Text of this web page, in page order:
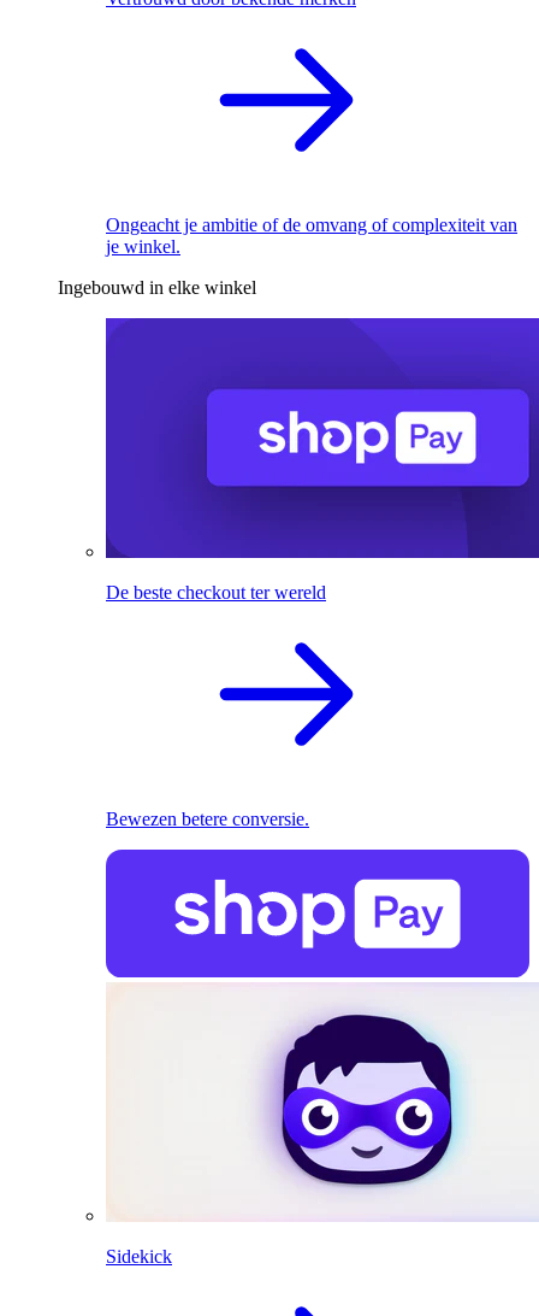
Ongeacht je ambitie of de omvang of complexiteit van
je winkel.
Ingebouwd in elke winkel
De beste checkout ter wereld
Bewezen betere conversie.
Sidekick